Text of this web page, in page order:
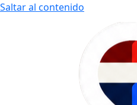
Saltar al contenido